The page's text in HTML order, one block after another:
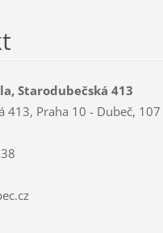
Starodubečská 413
413, Praha 10 - Dubeč,